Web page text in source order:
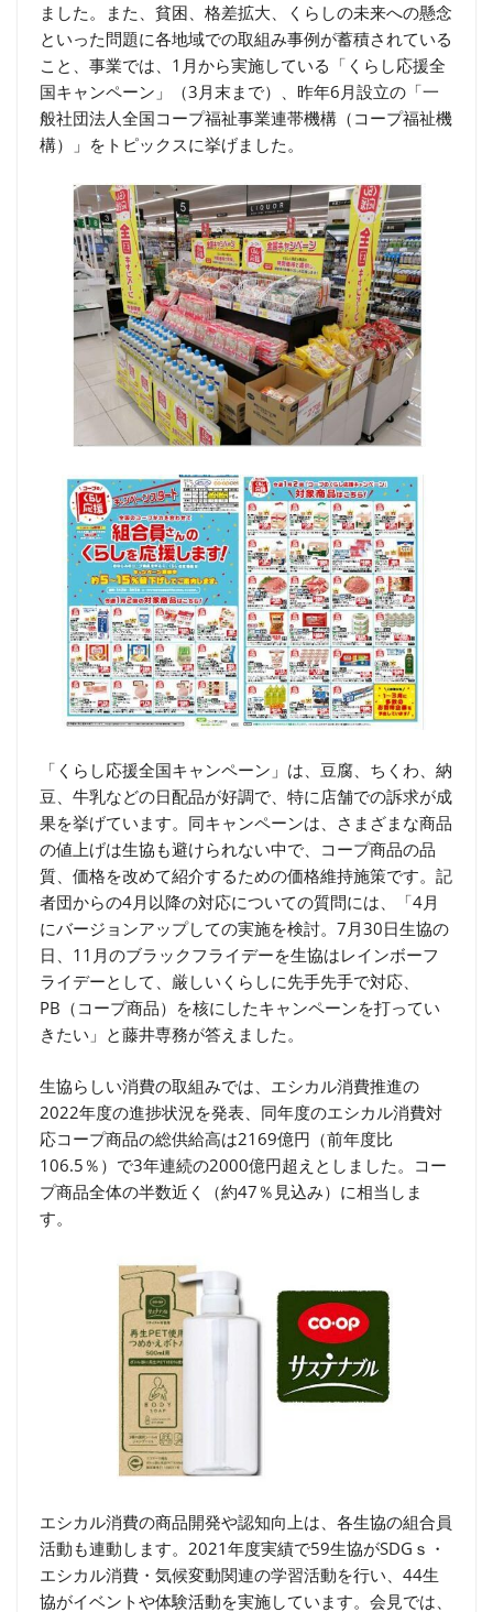
ました。また、貧困、格差拡大、くらしの未来への懸念
といった問題に各地域での取組み事例が蓄積されている
こと、事業では、1月から実施している「くらし応援全
国キャンペーン」（3月末まで）、昨年6月設立の「一
般社団法人全国コープ福祉事業連帯機構（コープ福祉機
構）」をトピックスに挙げました。
「くらし応援全国キャンペーン」は、豆腐、ちくわ、納
豆、牛乳などの日配品が好調で、特に店舗での訴求が成
果を挙げています。同キャンペーンは、さまざまな商品
の値上げは生協も避けられない中で、コープ商品の品
質、価格を改めて紹介するための価格維持施策です。記
者団からの4月以降の対応についての質問には、「4月
にバージョンアップしての実施を検討。7月30日生協の
日、11月のブラックフライデーを生協はレインボーフ
ライデーとして、厳しいくらしに先手先手で対応、
PB（コープ商品）を核にしたキャンペーンを打ってい
きたい」と藤井専務が答えました。
生協らしい消費の取組みでは、エシカル消費推進の
2022年度の進捗状況を発表、同年度のエシカル消費対
応コープ商品の総供給高は2169億円（前年度比
106.5％）で3年連続の2000億円超えとしました。コー
プ商品全体の半数近く（約47％見込み）に相当しま
す。
エシカル消費の商品開発や認知向上は、各生協の組合員
活動も連動します。2021年度実績で59生協がSDGｓ・
エシカル消費・気候変動関連の学習活動を行い、44生
協がイベントや体験活動を実施しています。会見では、